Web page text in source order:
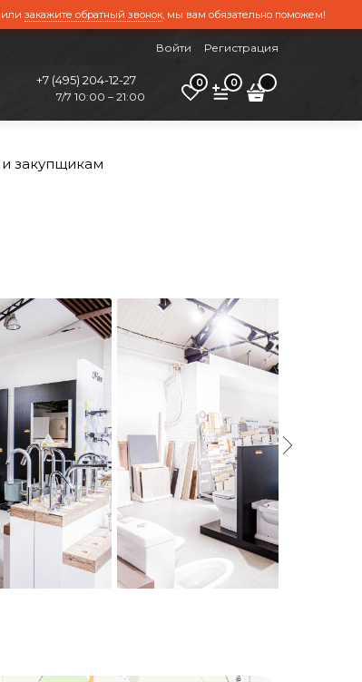
или закажите обратный звонок, мы вам обязательно поможем!
Войти Регистрация
+7 (495) 204-12-27
7/7 10:00 – 21:00
0 0
закупщикам